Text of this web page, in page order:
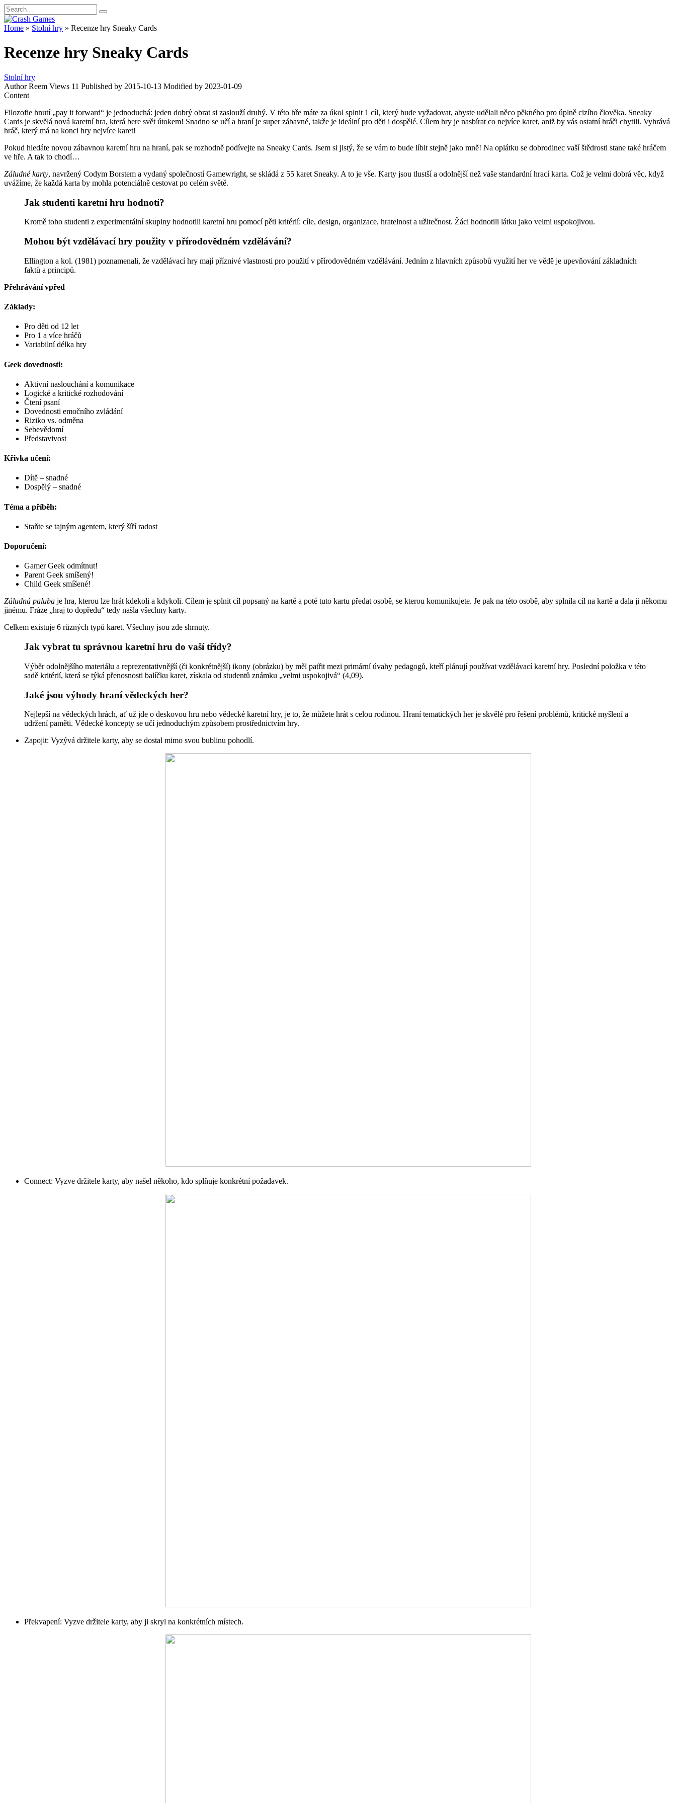
Skip
to
content
Search
for:
Home » Stolní hry » Recenze hry Sneaky Cards
Recenze hry Sneaky Cards
Stolní hry
Author Reem Views 11 Published by 2015-10-13 Modified by 2023-01-09
Content
Filozofie hnutí „pay it forward“ je jednoduchá: jeden dobrý obrat si zaslouží druhý. V této hře máte za úkol splnit 1 cíl, který bude vyžadovat, abyste udělali něco pěkného pro úplně cizího člověka. Sneaky
Cards je skvělá nová karetní hra, která bere svět útokem! Snadno se učí a hraní je super zábavné, takže je ideální pro děti i dospělé. Cílem hry je nasbírat co nejvíce karet, aniž by vás ostatní hráči chytili. Vyhrává
hráč, který má na konci hry nejvíce karet!
Pokud hledáte novou zábavnou karetní hru na hraní, pak se rozhodně podívejte na Sneaky Cards. Jsem si jistý, že se vám to bude líbit stejně jako mně! Na oplátku se dobrodinec vaší štědrosti stane také hráčem
ve hře. A tak to chodí…
Záludné karty, navržený Codym Borstem a vydaný společností Gamewright, se skládá z 55 karet Sneaky. A to je vše. Karty jsou tlustší a odolnější než vaše standardní hrací karta. Což je velmi dobrá věc, když
uvážíme, že každá karta by mohla potenciálně cestovat po celém světě.
Jak studenti karetní hru hodnotí?
Kromě toho studenti z experimentální skupiny hodnotili karetní hru pomocí pěti kritérií: cíle, design, organizace, hratelnost a užitečnost. Žáci hodnotili látku jako velmi uspokojivou.
Mohou být vzdělávací hry použity v přírodovědném vzdělávání?
Ellington a kol. (1981) poznamenali, že vzdělávací hry mají příznivé vlastnosti pro použití v přírodovědném vzdělávání. Jedním z hlavních způsobů využití her ve vědě je upevňování základních
faktů a principů.
Přehrávání vpřed
Základy:
Pro děti od 12 let
Pro 1 a více hráčů
Variabilní délka hry
Geek dovednosti:
Aktivní naslouchání a komunikace
Logické a kritické rozhodování
Čtení psaní
Dovednosti emočního zvládání
Riziko vs. odměna
Sebevědomí
Představivost
Křivka učení:
Dítě – snadné
Dospělý – snadné
Téma a příběh:
Staňte se tajným agentem, který šíří radost
Doporučení:
Gamer Geek odmítnut!
Parent Geek smíšený!
Child Geek smíšené!
Záludná paluba je hra, kterou lze hrát kdekoli a kdykoli. Cílem je splnit cíl popsaný na kartě a poté tuto kartu předat osobě, se kterou komunikujete. Je pak na této osobě, aby splnila cíl na kartě a dala ji někomu
jinému. Fráze „hraj to dopředu“ tedy našla všechny karty.
Celkem existuje 6 různých typů karet. Všechny jsou zde shrnuty.
Jak vybrat tu správnou karetní hru do vaší třídy?
Výběr odolnějšího materiálu a reprezentativnější (či konkrétnější) ikony (obrázku) by měl patřit mezi primární úvahy pedagogů, kteří plánují používat vzdělávací karetní hry. Poslední položka v této
sadě kritérií, která se týká přenosnosti balíčku karet, získala od studentů známku „velmi uspokojivá“ (4,09).
Jaké jsou výhody hraní vědeckých her?
Nejlepší na vědeckých hrách, ať už jde o deskovou hru nebo vědecké karetní hry, je to, že můžete hrát s celou rodinou. Hraní tematických her je skvělé pro řešení problémů, kritické myšlení a
udržení paměti. Vědecké koncepty se učí jednoduchým způsobem prostřednictvím hry.
Zapojit: Vyzývá držitele karty, aby se dostal mimo svou bublinu pohodlí.
Connect: Vyzve držitele karty, aby našel někoho, kdo splňuje konkrétní požadavek.
Překvapení: Vyzve držitele karty, aby ji skryl na konkrétních místech.